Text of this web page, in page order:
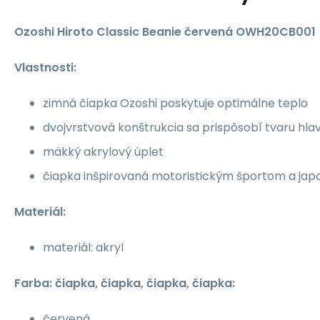
Ozoshi Hiroto Classic Beanie červená OWH20CB001
Vlastnosti:
zimná čiapka Ozoshi poskytuje optimálne teplo
dvojvrstvová konštrukcia sa prispôsobí tvaru
mäkký akrylový úplet
čiapka inšpirovaná motoristickým športom a
Materiál:
materiál: akryl
Farba: čiapka, čiapka, čiapka, čiapka: